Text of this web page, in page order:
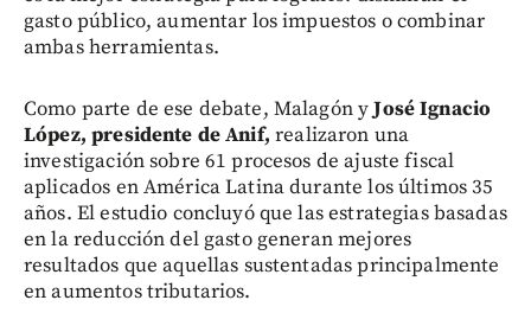
gasto público, aumentar los impuestos o combinar
ambas herramientas.
Como parte de ese debate, Malagón yJosé Ignacio
López, presidente de Anif,realizaron una
investigación sobre 61 procesos de ajuste fiscal
aplicados en América Latina durante los últimos 35
años. El estudio concluyó que las estrategias basadas
en la reducción del gasto generan mejores
resultados que aquellas sustentadas principalmente
en aumentos tributarios.